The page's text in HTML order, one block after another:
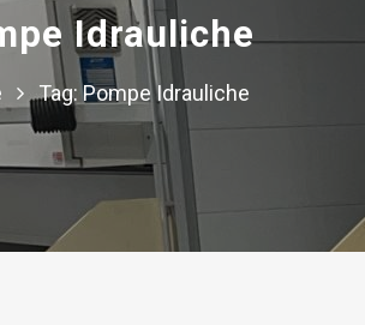
Idrauliche
Tag:Pompe Idrauliche